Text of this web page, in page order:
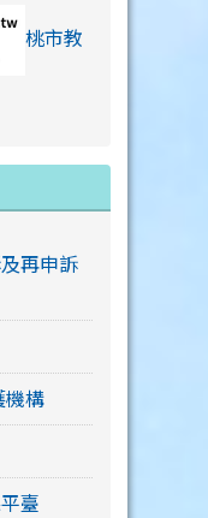
桃市教
https://
再申訴
機構
臺